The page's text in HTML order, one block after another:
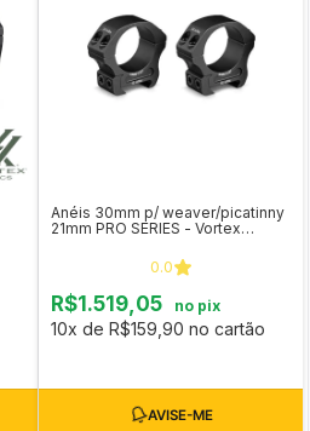
Anéis 30mm p/ weaver/picatinny
21mm PRO SERIES - Vortex
0.0
R$1.519,05 no pix
10x de R$159,90 no cartão